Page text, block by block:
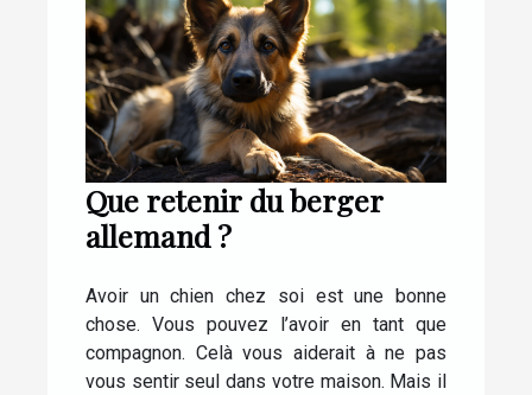
Que retenir du berger
allemand ?
Avoir un chien chez soi est une bonne
chose. Vous pouvez l’avoir en tant que
compagnon. Celà vous aiderait à ne pas
vous sentir seul dans votre maison. Mais il